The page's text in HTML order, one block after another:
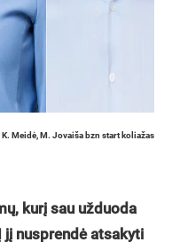
Meidė, M. Jovaiša bzn start koliažas
kurį sau užduoda
nusprendė atsakyti